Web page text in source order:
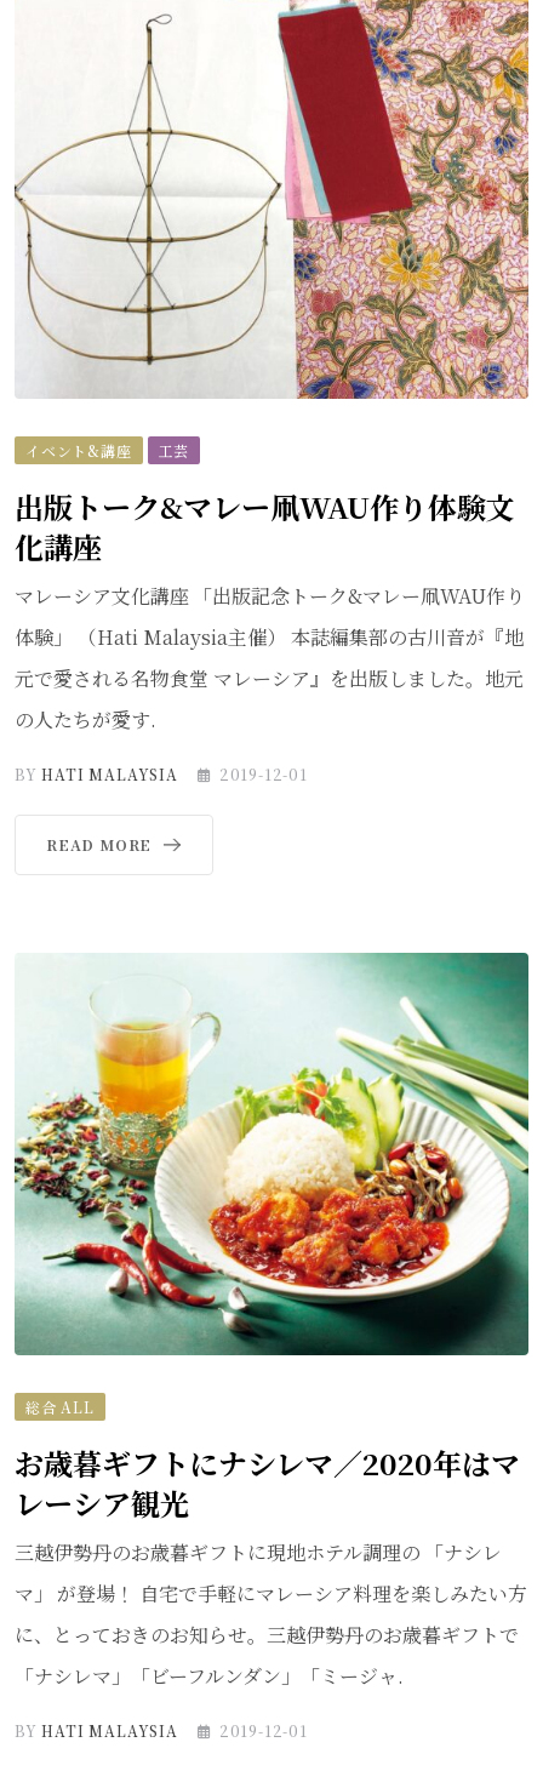
イベント&講座 工芸
出版トーク&マレー凧WAU作り体験文
化講座
マレーシア文化講座 「出版記念トーク&マレー凧WAU作り
体験」 （Hati Malaysia主催） 本誌編集部の古川音が『地
元で愛される名物食堂 マレーシア』を出版しました。地元
の人たちが愛す.
BYHATI MALAYSIA 2019-12-01
READ MORE
総合 ALL
お歳暮ギフトにナシレマ／2020年はマ
レーシア観光
三越伊勢丹のお歳暮ギフトに現地ホテル調理の 「ナシレ
マ」 が登場！ 自宅で手軽にマレーシア料理を楽しみたい方
に、とっておきのお知らせ。三越伊勢丹のお歳暮ギフトで
「ナシレマ」「ビーフルンダン」「ミージャ.
BYHATI MALAYSIA 2019-12-01